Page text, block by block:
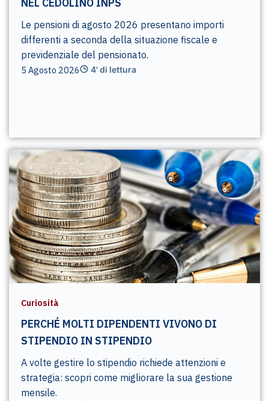
NEL CEDOLINO INPS
Le pensioni di agosto 2026 presentano importi
differenti a seconda della situazione fiscale e
previdenziale del pensionato.
5 Agosto 2026 4' di lettura
Curiosità
PERCHÉ MOLTI DIPENDENTI VIVONO DI
STIPENDIO IN STIPENDIO
A volte gestire lo stipendio richiede attenzioni e
strategia: scopri come migliorare la sua gestione
mensile.